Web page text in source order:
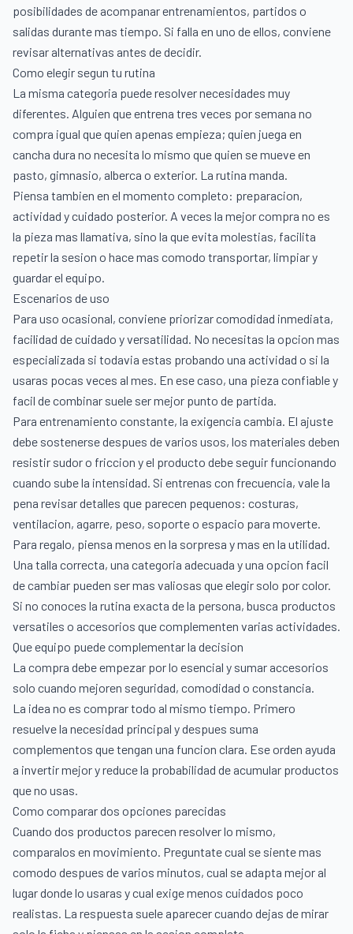
posibilidades de acompanar entrenamientos, partidos o
salidas durante mas tiempo. Si falla en uno de ellos, conviene
revisar alternativas antes de decidir.
Como elegir segun tu rutina
La misma categoria puede resolver necesidades muy
diferentes. Alguien que entrena tres veces por semana no
compra igual que quien apenas empieza; quien juega en
cancha dura no necesita lo mismo que quien se mueve en
pasto, gimnasio, alberca o exterior. La rutina manda.
Piensa tambien en el momento completo: preparacion,
actividad y cuidado posterior. A veces la mejor compra no es
la pieza mas llamativa, sino la que evita molestias, facilita
repetir la sesion o hace mas comodo transportar, limpiar y
guardar el equipo.
Escenarios de uso
Para uso ocasional, conviene priorizar comodidad inmediata,
facilidad de cuidado y versatilidad. No necesitas la opcion mas
especializada si todavia estas probando una actividad o si la
usaras pocas veces al mes. En ese caso, una pieza confiable y
facil de combinar suele ser mejor punto de partida.
Para entrenamiento constante, la exigencia cambia. El ajuste
debe sostenerse despues de varios usos, los materiales deben
resistir sudor o friccion y el producto debe seguir funcionando
cuando sube la intensidad. Si entrenas con frecuencia, vale la
pena revisar detalles que parecen pequenos: costuras,
ventilacion, agarre, peso, soporte o espacio para moverte.
Para regalo, piensa menos en la sorpresa y mas en la utilidad.
Una talla correcta, una categoria adecuada y una opcion facil
de cambiar pueden ser mas valiosas que elegir solo por color.
Si no conoces la rutina exacta de la persona, busca productos
versatiles o accesorios que complementen varias actividades.
Que equipo puede complementar la decision
La compra debe empezar por lo esencial y sumar accesorios
solo cuando mejoren seguridad, comodidad o constancia.
La idea no es comprar todo al mismo tiempo. Primero
resuelve la necesidad principal y despues suma
complementos que tengan una funcion clara. Ese orden ayuda
a invertir mejor y reduce la probabilidad de acumular productos
que no usas.
Como comparar dos opciones parecidas
Cuando dos productos parecen resolver lo mismo,
comparalos en movimiento. Preguntate cual se siente mas
comodo despues de varios minutos, cual se adapta mejor al
lugar donde lo usaras y cual exige menos cuidados poco
realistas. La respuesta suele aparecer cuando dejas de mirar